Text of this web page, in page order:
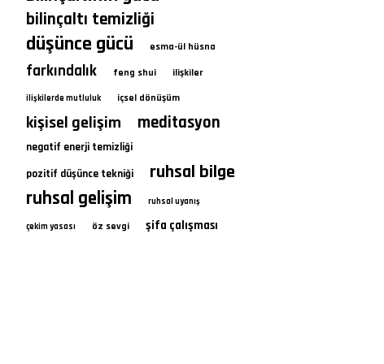
bilinçaltı temizliği
düşünce gücü esma-ül hüsna
farkındalık feng shui ilişkiler
ilişkilerde mutluluk içsel dönüşüm
kişisel gelişim meditasyon
negatif enerji temizliği
pozitif düşünce tekniği
ruhsal bilge
ruhsal gelişim
ruhsal uyanış
çekim yasası öz sevgi şifa çalışması